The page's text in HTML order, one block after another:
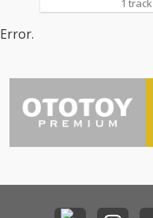
テインメント！ さ
の自粛中リモートレコ
1 track
Error.